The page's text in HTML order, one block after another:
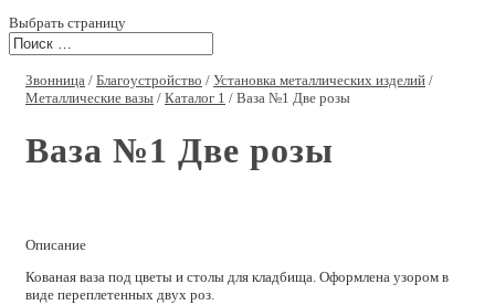
Выбрать страницу
Звонница / Благоустройство / Установка металлических изделий /
Металлические вазы / Каталог 1 / Ваза №1 Две розы
Ваза №1 Две розы
Описание
Кованая ваза под цветы и столы для кладбища. Оформлена узором в
виде переплетенных двух роз.